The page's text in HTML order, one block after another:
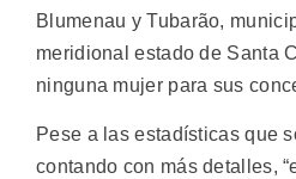
Blumenau y Tubarão,
meridional estado de Santa
ninguna mujer para sus
Pese a las estadísticas que
contando con más detalles,